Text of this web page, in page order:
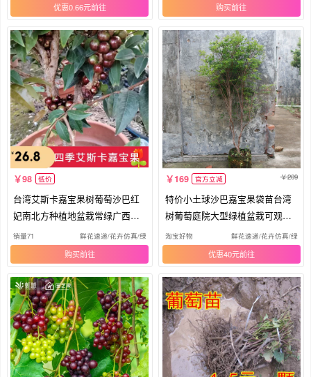
优惠0.66元 购买
98 低价
台湾艾斯卡嘉宝果树葡萄沙巴红
妃南北方种植地盆栽常绿广西顺
丰发
销量71 鲜花速递/花卉仿真/绿植园艺
购买
169 官方立减 209
特价小土球沙巴嘉宝果袋苗台湾
树葡萄庭院大型绿植盆栽可观赏
果树
淘宝好物 鲜花速递/花卉仿真/绿植
优惠40元